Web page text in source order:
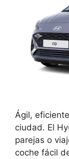
Ágil,
ciudad. El
parejas o
coche fácil